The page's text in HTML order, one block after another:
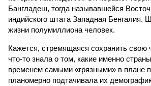
Бангладеш, тогда называвшейся
индийского штата Западная Бенгалия.
жизни полумиллиона человек.
Кажется, стремящаяся сохранить свою
что-то знала о том, какие именно
временем самыми «грязными» в плане
планомерно подтачивала их